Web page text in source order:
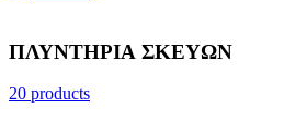
ΠΛΥΝΤΗΡΙΑ ΣΚΕΥΩΝ
20 products